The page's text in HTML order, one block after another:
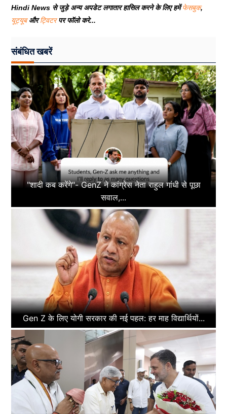
Hindi News से जुड़े अन्य अपडेट लगातार हासिल करने के लिए हमेंफेसबुक,
यूट्यूबऔरट्विटरपर फॉलो करे...
संबंधित खबरें
"शादी कब करेंगे"- GenZ ने कांग्रेस नेता राहुल गांधी से पूछा
सवाल,...
Gen Z के लिए योगी सरकार की नई पहल: हर माह विद्यार्थियों...